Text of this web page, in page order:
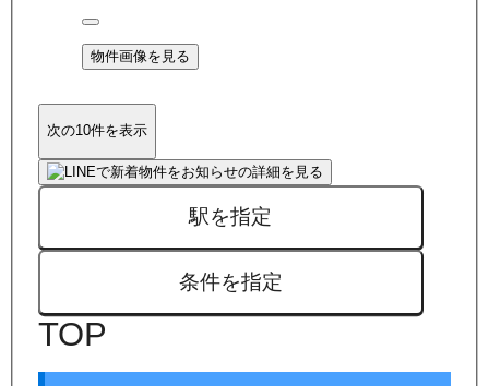
物件画像を見る
次の10件を表示
駅を指定
条件を指定
TOP